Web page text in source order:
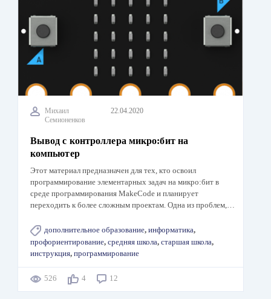
Михаил
Семионенков
22.04.2020
Вывод с контроллера микро:бит на
компьютер
Этот материал предназначен для тех, кто освоил
программирование элементарных задач на микро:бит в
среде программирования MakeCode и планирует
переходить к более сложным проектам. Одна из проблем,…
дополнительное образование, информатика,
профориентирование, средняя школа, старшая школа,
инструкция, программирование
526 4 12